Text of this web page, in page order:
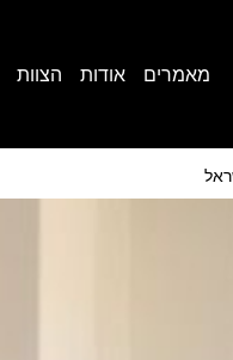
מאמרים אודות הצוות